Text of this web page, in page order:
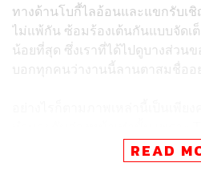
ทางด้านโบกี้ไลอ้อนและแขกรับเ
ไม่แพ้กัน ซ้อมร้องเต้นกันแบบจัดเ
น้อยที่สุด ซึ่งเราที่ได้ไปดูบางส่วน
บอกทุกคนว่างานนี้ลานตาสมชื่ออ
มี Exclusive Content อื่นๆ ให้ทุก
เป็นเบื้องหลังหรือเบื้องหน้า สาม
READ